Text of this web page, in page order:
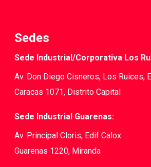
Sedes
Sede Industrial/Corporativa Los
Av. Don Diego Cisneros, Los Ruices,
Caracas 1071, Distrito Capital
Sede Industrial Guarenas:
Av. Principal Cloris, Edif Calox
Guarenas 1220, Miranda